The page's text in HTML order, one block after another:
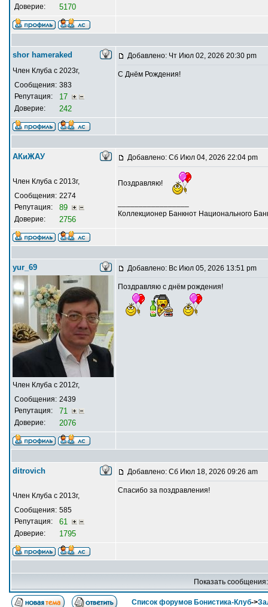
Доверие: 5170
shor hameraked
Член Клуба с 2023г,
Сообщения: 383
Репутация:
17
Доверие: 242
Добавлено: Чт Июл 02, 2026 20:30 pm
С Днём Рождения!
АКиЖАУ
Член Клуба с 2013г,
Сообщения: 2274
Репутация:
89
Доверие: 2756
Добавлено: Сб Июл 04, 2026 22:04 pm
Поздравляю!
Коллекционер Банкнот Национального
yur_69
Член Клуба с 2012г,
Сообщения: 2439
Репутация:
71
Доверие: 2076
Добавлено: Вс Июл 05, 2026 13:51 pm
Поздравляю с днём рождения!
ditrovich
Член Клуба с 2013г,
Сообщения: 585
Репутация:
61
Доверие: 1795
Добавлено: Сб Июл 18, 2026 09:26 am
Спасибо за поздравления!
Показать
Список форумов Бонистика-Клуб->